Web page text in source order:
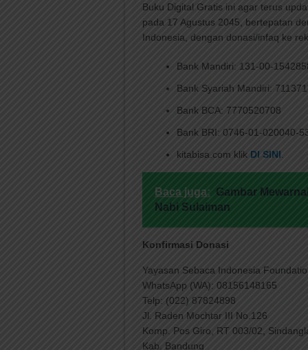
Buku Digital Gratis ini agar terus
pada 17 Agustus 2045, bertepatan
Indonesia, dengan donasi/infaq ke
Bank Mandiri: 131-00-
Bank Syariah Mandiri:
Bank BCA: 7770520708
Bank BRI: 0746-01-020040-
kitabisa.com klik DI SINI
Baca juga: Gambar
Nabi Sulaiman
Konfirmasi Donasi
Yayasan Sebaca Indonesia
WhatsApp (WA): 08156148165
Telp: (022) 87824898
Jl. Raden Mochtar III No.126
Komp. Pos Giro, RT 003/02,
Kab. Bandung